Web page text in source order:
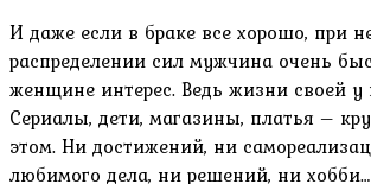
И даже если в браке все хорошо, при
распределении сил мужчина очень
женщине интерес. Ведь жизни своей у
Сериалы, дети, магазины, платья –
этом. Ни достижений, ни
любимого дела, ни решений, ни